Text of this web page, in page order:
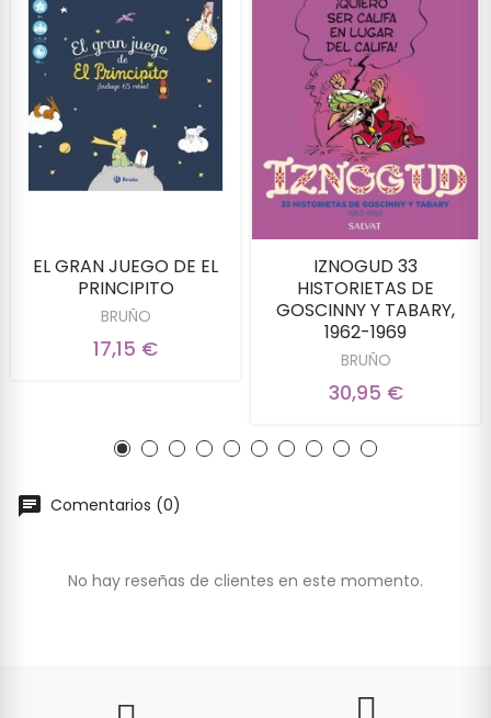
EL GRAN JUEGO DE EL
PRINCIPITO
BRUÑO
17,15 €
IZNOGUD 33
HISTORIETAS DE
GOSCINNY Y TABARY,
1962-1969
BRUÑO
30,95 €
Comentarios (0)
No hay reseñas de clientes en este momento.